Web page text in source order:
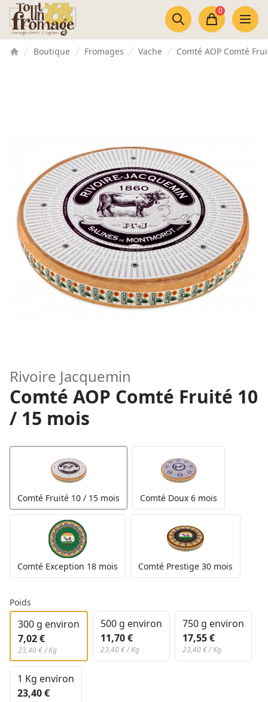
Accès au contenu
Panier
0
Boutique Fromages Vache Comté AOP Comté
Rivoire Jacquemin
Comté AOP Comté Fruité 10
/ 15 mois
Comté Fruité 10 / 15 mois Comté Doux 6 mois
Comté Exception 18 mois Comté Prestige 30 mois
Poids
300 g environ
7,02 €
23,40 € / Kg
500 g environ
11,70 €
23,40 € / Kg
750 g environ
17,55 €
23,40 € / Kg
1 Kg environ
23,40 €
Panneau de gestion des cookies